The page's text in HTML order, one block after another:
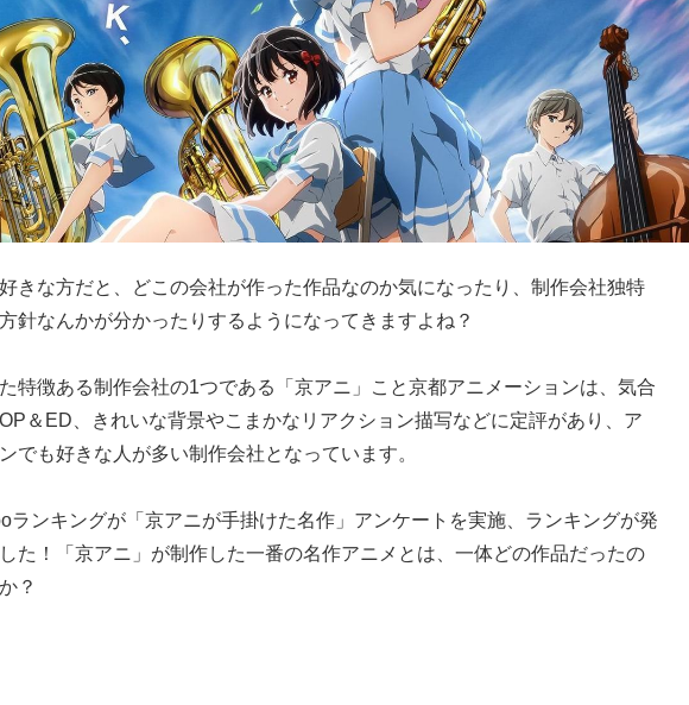
きな方だと、どこの会社が作った作品なのか気になったり、制作会社独特
針なんかが分かったりするようになってきますよね？
特徴ある制作会社の1つである「京アニ」こと京都アニメーションは、気合
＆ED、きれいな背景やこまかなリアクション描写などに定評があり、ア
でも好きな人が多い制作会社となっています。
ランキングが「京アニが手掛けた名作」アンケートを実施、ランキングが発
た！「京アニ」が制作した一番の名作アニメとは、一体どの作品だったの
？